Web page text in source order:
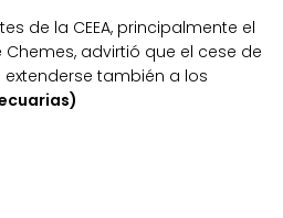
de la CEEA, principalmente el
Chemes, advirtió que el cese de
también a los